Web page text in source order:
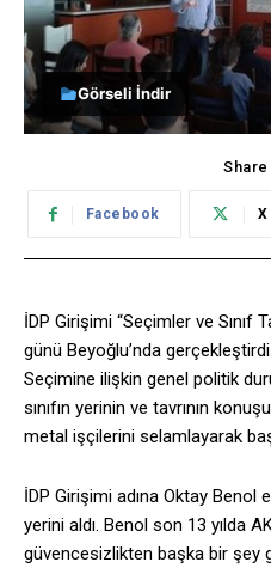
Görseli İndir
Facebook X
İDP Girişimi “Seçimler ve Sınıf
günü Beyoğlu’nda
Seçimine ilişkin genel politik
sınıfın yerinin ve tavrının
metal işçilerini selamlayarak
İDP Girişimi adına Oktay Benol
yerini aldı. Benol son 13 yılda
güvencesizlikten başka bir şey